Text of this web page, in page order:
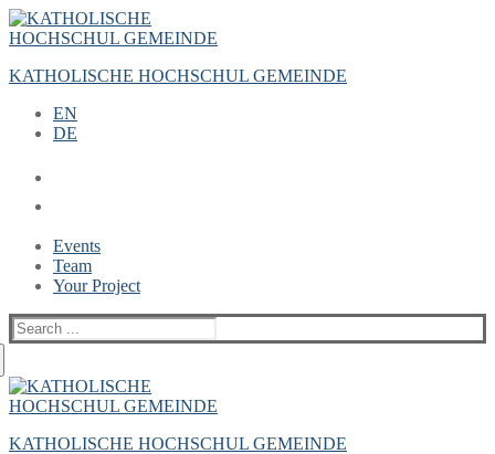
Zum
Inhalt
Menü
Schließen
KATHOLISCHE HOCHSCHUL GEMEINDE
EN
DE
Events
Team
Your Project
Suche
nach:
KATHOLISCHE HOCHSCHUL GEMEINDE